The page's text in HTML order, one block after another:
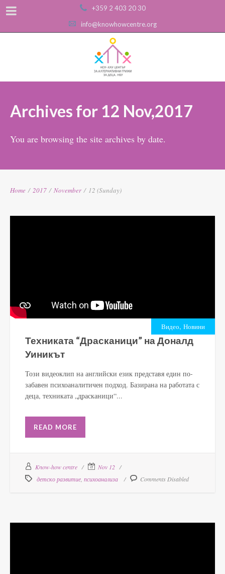
+359 2 403 20 30
info@knowhowcentre.org
Archives for 12 Nov,2017
You are browsing the site archives by date.
Home / 2017 / November / 12 (Sunday)
Видео, Новини
Техниката “Драсканици” на Доналд
Уиникът
Този видеоклип на английски език представя един по-
забавен психоаналитичен подход. Базирана на работата с
деца, техниката „драсканици“...
READ MORE
Know-how centre
Nov 12
детско развитие психоанализа Comments Disabled